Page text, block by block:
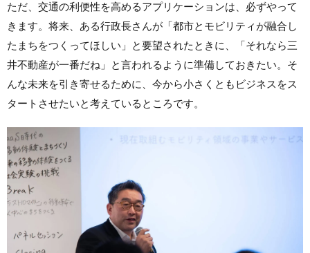
ただ、交通の利便性を高めるアプリケーションは、必ずやって
きます。将来、ある行政長さんが「都市とモビリティが融合し
たまちをつくってほしい」と要望されたときに、「それなら三
井不動産が一番だね」と言われるように準備しておきたい。そ
んな未来を引き寄せるために、今から小さくともビジネスをス
タートさせたいと考えているところです。